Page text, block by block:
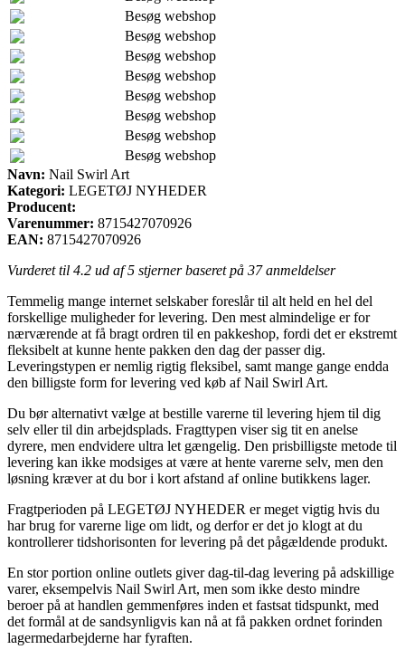
Besøg webshop
Besøg webshop
Besøg webshop
Besøg webshop
Besøg webshop
Besøg webshop
Besøg webshop
Besøg webshop
Navn: Nail Swirl Art
Kategori: LEGETØJ NYHEDER
Producent:
Varenummer: 8715427070926
EAN: 8715427070926
Vurderet til 4.2 ud af 5 stjerner baseret på 37anmeldelser
Temmelig mange internet selskaber foreslår til alt held en hel del
forskellige muligheder for levering. Den mest almindelige er for
nærværende at få bragt ordren til en pakkeshop, fordi det er ekstremt
fleksibelt at kunne hente pakken den dag der passer dig.
Leveringstypen er nemlig rigtig fleksibel, samt mange gange endda
den billigste form for levering ved køb af Nail Swirl Art.
Du bør alternativt vælge at bestille varerne til levering hjem til dig
selv eller til din arbejdsplads. Fragttypen viser sig tit en anelse
dyrere, men endvidere ultra let gængelig. Den prisbilligste metode til
levering kan ikke modsiges at være at hente varerne selv, men den
løsning kræver at du bor i kort afstand af online butikkens lager.
Fragtperioden på LEGETØJ NYHEDER er meget vigtig hvis du
har brug for varerne lige om lidt, og derfor er det jo klogt at du
kontrollerer tidshorisonten for levering på det pågældende produkt.
En stor portion online outlets giver dag-til-dag levering på adskillige
varer, eksempelvis Nail Swirl Art, men som ikke desto mindre
beroer på at handlen gemmenføres inden et fastsat tidspunkt, med
det formål at de sandsynligvis kan nå at få pakken ordnet forinden
lagermedarbejderne har fyraften.